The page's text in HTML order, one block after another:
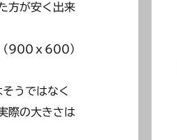
方が安く出来
（900ｘ600）
うではなく
際の大きさは